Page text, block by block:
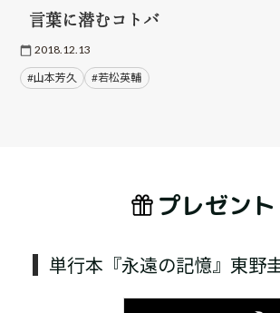
言葉に潜むコトバ
2018.12.13
#山本芳久 #若松英輔
プレゼント
単行本『永遠の記憶』東野